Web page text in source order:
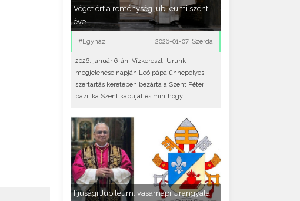
Véget ért a reménység jubileumi szent
éve
#Egyház 2026-01-07, Szerda
2026. január 6-án, Vízkereszt, Urunk
megjelenése napján Leó pápa ünnepélyes
szertartás keretében bezárta a Szent Péter
bazilika Szent kapuját és minthogy..
Ifjúsági Jubileum: vasárnapi Úrangyala